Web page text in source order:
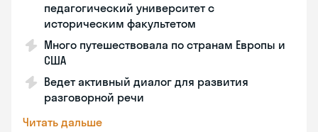
педагогический университет с
историческим факультетом
Много путешествовала по странам Европы и
США
Ведет активный диалог для развития
разговорной речи
Читать дальше